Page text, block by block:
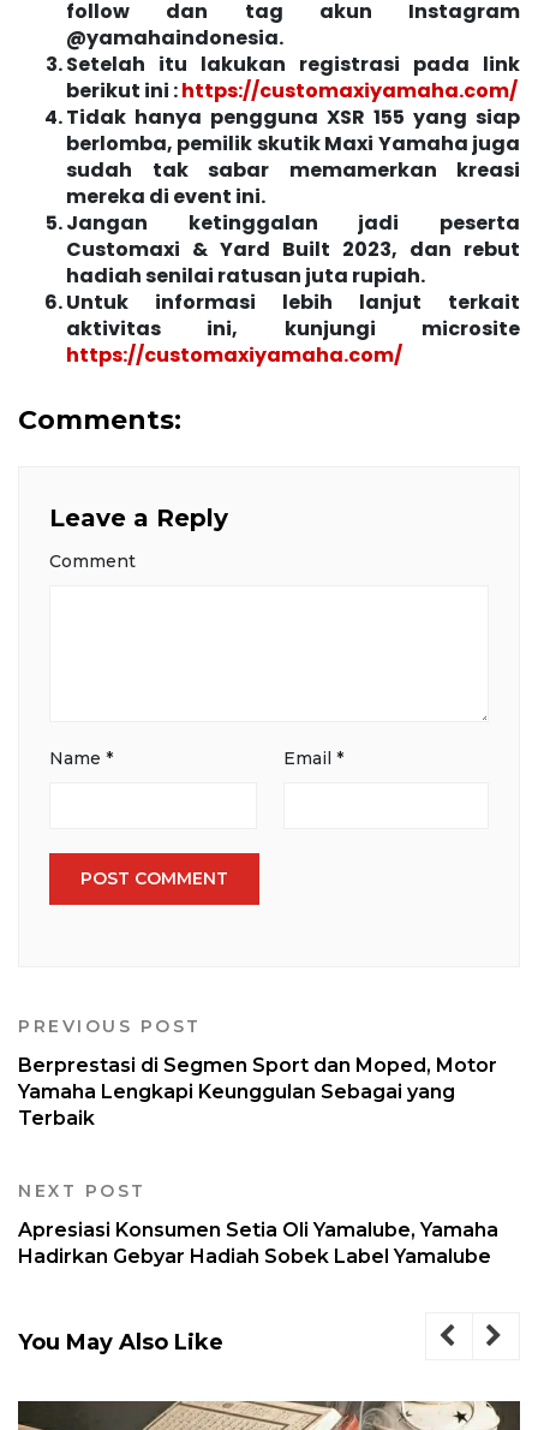
follow dan tag akun Instagram
@yamahaindonesia.
Setelah itu lakukan registrasi pada link
berikut ini :https://customaxiyamaha.com/
Tidak hanya pengguna XSR 155 yang siap
berlomba, pemilik skutik Maxi Yamaha juga
sudah tak sabar memamerkan kreasi
mereka di event ini.
Jangan ketinggalan jadi peserta
Customaxi & Yard Built 2023, dan rebut
hadiah senilai ratusan juta rupiah.
Untuk informasi lebih lanjut terkait
aktivitas ini, kunjungi microsite
https://customaxiyamaha.com/
Comments:
Leave a Reply
Comment
Name * Email *
PREVIOUS POST
Berprestasi di Segmen Sport dan Moped, Motor
Yamaha Lengkapi Keunggulan Sebagai yang
Terbaik
NEXT POST
Apresiasi Konsumen Setia Oli Yamalube, Yamaha
Hadirkan Gebyar Hadiah Sobek Label Yamalube
You May Also Like